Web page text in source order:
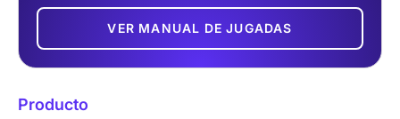
VER MANUAL DE JUGADAS
Producto